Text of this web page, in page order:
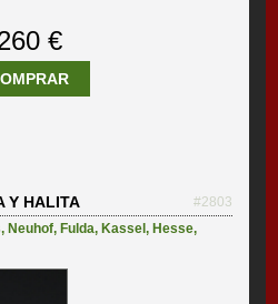
€
Y HALITA
#2803
,Neuhof,Fulda,Kassel,Hesse,